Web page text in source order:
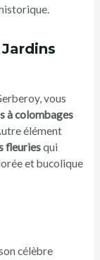
vous
à colombages
élément
fleuriesqui
et bucolique
célèbre